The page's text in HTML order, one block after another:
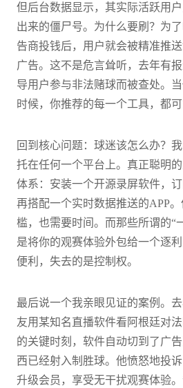
但后台数据显示，其实际活跃用
出来的僵尸号。为什么要刷？为
告商投钱后，用户就会被精准推
广告。这不是危言耸听，去年有
导用户参与非法赌球而被查处。
时候，你推荐的每一个工具，都
回到核心问题：球迷该怎么办？
托在任何一个平台上。真正聪明
体系：安装一个开源录屏软件，
再搭配一个实时数据推送的APP。
槛，也需要时间。而那些所谓的“
是将你的观赛体验外包给一个逐
便利，失去的是控制权。
最后说一个我亲眼见证的案例。
友用某知名直播软件看阿根廷对
的关键时刻，软件自动切到了广
西已经射入制胜球。他愤怒地投
升级会员，享受无干扰观赛体验